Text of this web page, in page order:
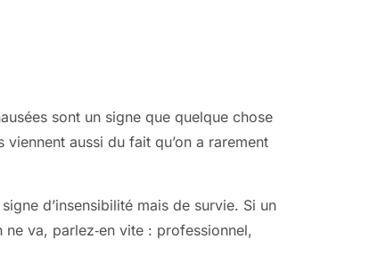
sont un signe que quelque chose
aussi du fait qu’on a rarement
d’insensibilité mais de survie. Si un
va, parlez‑en vite : professionnel,